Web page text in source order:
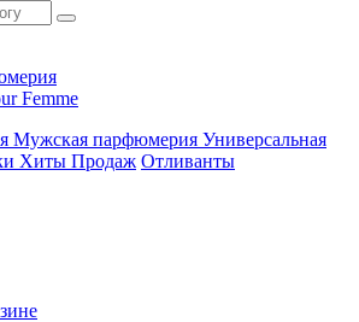
Femme
Мужская парфюмерия Универсальная
Хиты Продаж Отливанты